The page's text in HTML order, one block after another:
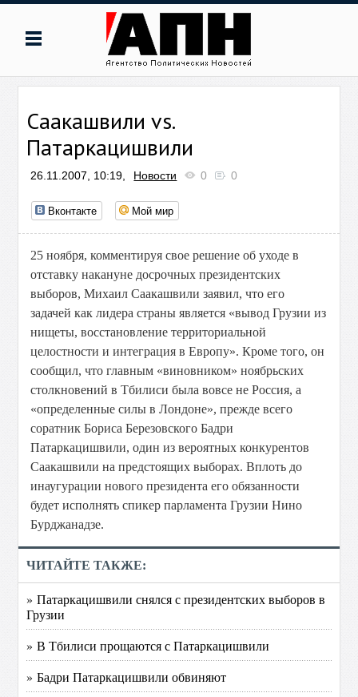
Саакашвили vs.
Патаркацишвили
26.11.2007, 10:19, Новости 0 0
Вконтакте Мой мир
25 ноября, комментируя свое решение об уходе в
отставку накануне досрочных президентских
выборов, Михаил Саакашвили заявил, что его
задачей как лидера страны является «вывод Грузии из
нищеты, восстановление территориальной
целостности и интеграция в Европу». Кроме того, он
сообщил, что главным «виновником» ноябрьских
столкновений в Тбилиси была вовсе не Россия, а
«определенные силы в Лондоне», прежде всего
соратник Бориса Березовского Бадри
Патаркацишвили, один из вероятных конкурентов
Саакашвили на предстоящих выборах. Вплоть до
инаугурации нового президента его обязанности
будет исполнять спикер парламента Грузии Нино
Бурджанадзе.
ЧИТАЙТЕ ТАКЖЕ:
» Патаркацишвили снялся с президентских выборов в
Грузии
» В Тбилиси прощаются с Патаркацишвили
» Бадри Патаркацишвили обвиняют